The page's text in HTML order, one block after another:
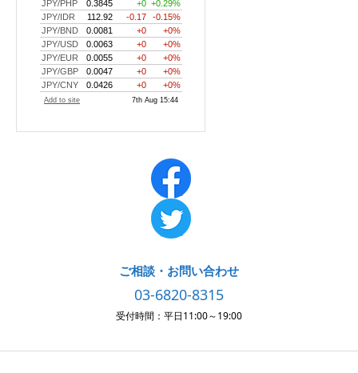
ご相談・お問い合わせ
03-6820-8315
受付時間：平日11:00～19:00